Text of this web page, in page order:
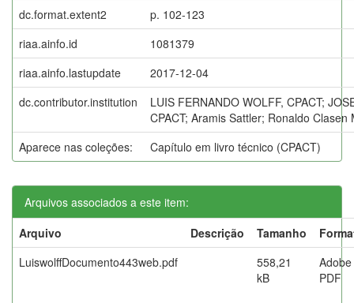
dc.format.extent2
p. 102-123
riaa.ainfo.id
1081379
riaa.ainfo.lastupdate
2017-12-04
dc.contributor.institution
LUIS FERNANDO WOLFF, CPACT;
CPACT; Aramis Sattler; Ronaldo Clasen
Aparece nas coleções:
Capítulo em livro técnico (CPACT)
Arquivos associados a este item:
Arquivo
Descrição Tamanho
LuiswolffDocumento443web.pdf
558,21
kB
Adobe
PDF